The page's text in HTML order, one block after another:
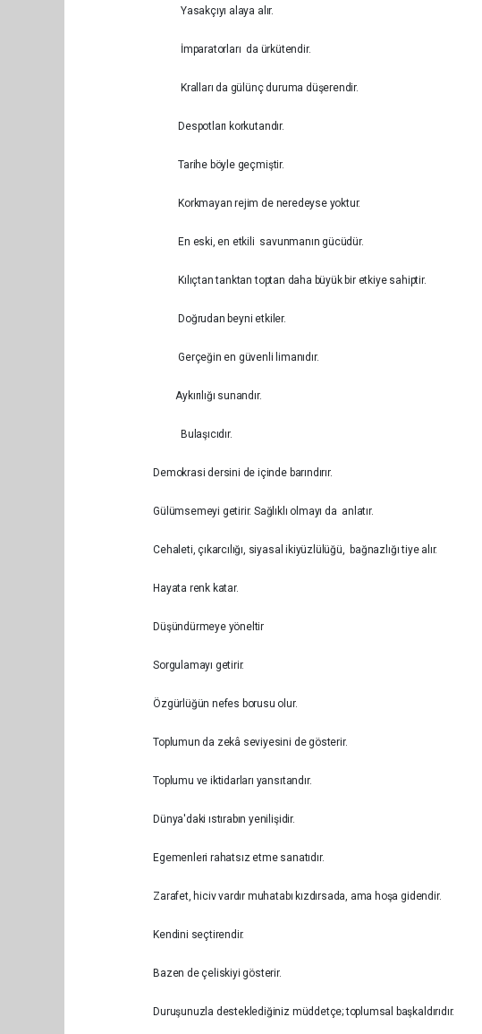
Yasakçıyı alaya alır.
İmparatorları da ürkütendir.
Kralları da gülünç duruma düşerendir.
Despotları korkutandır.
Tarihe böyle geçmiştir.
Korkmayan rejim de
En eski, en etkili savunmanın gücüdür.
Kılıçtan tanktan toptan daha büyük bir etkiye sahiptir.
Doğrudan beyni etkiler.
Gerçeğin en güvenli limanıdır.
Aykırılığı sunandır.
Bulaşıcıdır.
Demokrasi dersini de içinde
Gülümsemeyi getirir. Sağlıklı olmayı da
Cehaleti, çıkarcılığı, siyasal ikiyüzlülüğü,
Hayata renk
Düşündürmeye
Sorgulamayı
Özgürlüğün nefes borusu
Toplumun da zekâ seviyesini de
Toplumu ve iktidarları yansıtandır.
Dünya'daki ıstırabın
Egemenleri rahatsız etme sanatıdır.
Zarafet, hiciv vardır muhatabı kızdırsada, ama hoşa gidendir.
Kendini seçtirendir.
Bazen de çeliskiyi gösterir.
Duruşunuzla desteklediğiniz müddetçe; toplumsal başkaldırıdır.